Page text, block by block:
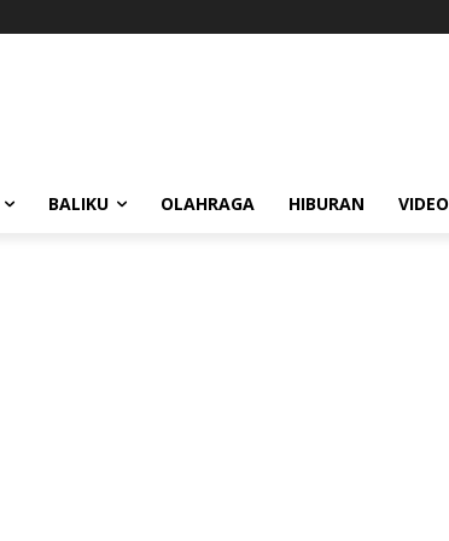
BALIKU OLAHRAGA HIBURAN VIDEO